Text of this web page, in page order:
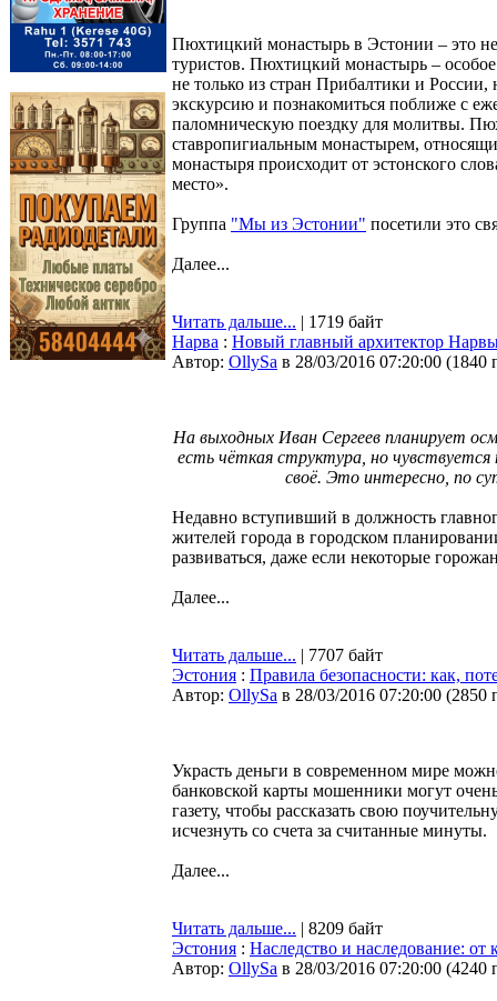
Пюхтицкий монастырь в Эстонии – это
туристов. Пюхтицкий монастырь –
не только из стран Прибалтики и
экскурсию и познакомиться поближе с
паломническую поездку для молитвы.
ставропигиальным монастырем,
монастыря происходит от эстонского
место».
Группа "Мы из Эстонии" посетили это
Далее...
Читать дальше... | 1719 байт
Нарва : Новый главный архитектор
Автор: OllySa в 28/03/2016 07:20:00 (1840
На выходных Иван Сергеев планирует
есть чёткая структура, но
своё. Это интересно, по
Недавно вступивший в должность
жителей города в городском
развиваться, даже если некоторые
Далее...
Читать дальше... | 7707 байт
Эстония : Правила безопасности: как,
Автор: OllySa в 28/03/2016 07:20:00 (2850
Украсть деньги в современном мире
банковской карты мошенники могут
газету, чтобы рассказать свою
исчезнуть со счета за считанные минуты.
Далее...
Читать дальше... | 8209 байт
Эстония : Наследство и наследование: от
Автор: OllySa в 28/03/2016 07:20:00 (4240